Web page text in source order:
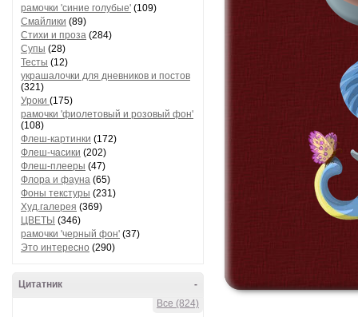
рамочки 'синие голубые' (109)
Смайлики (89)
Стихи и проза (284)
Супы (28)
Тесты (12)
украшалочки для дневников и постов
(321)
Уроки (175)
рамочки 'фиолетовый и розовый фон'
(108)
Флеш-картинки (172)
Флеш-часики (202)
Флеш-плееры (47)
Флора и фауна (65)
Фоны текстуры (231)
Худ.галерея (369)
ЦВЕТЫ (346)
рамочки 'черный фон' (37)
Это интересно (290)
-
Цитатник
Все (824)